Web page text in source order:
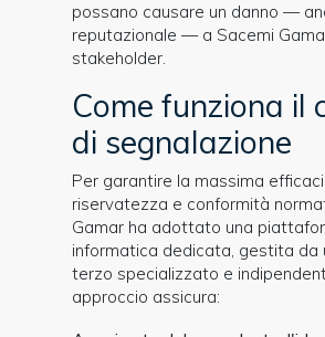
possano causare un danno —
reputazionale — a Sacemi
stakeholder.
Come funziona il
di segnalazione
Per garantire la massima
riservatezza e conformità
Gamar ha adottato una
informatica dedicata, gestita da
terzo specializzato e
approccio assicura: